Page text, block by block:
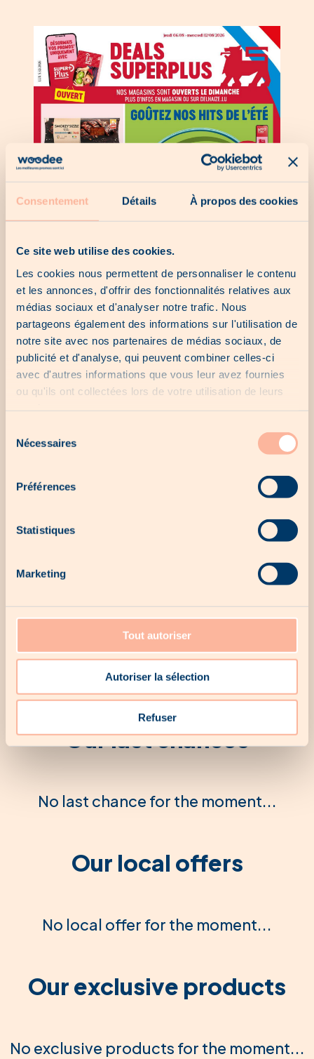
Consentement Détails À propos des cookies
Ce site web utilise des cookies.
Les cookies nous permettent de personnaliser le contenu
et les annonces, d'offrir des fonctionnalités relatives aux
médias sociaux et d'analyser notre trafic. Nous
partageons également des informations sur l'utilisation de
notre site avec nos partenaires de médias sociaux, de
publicité et d'analyse, qui peuvent combiner celles-ci
avec d'autres informations que vous leur avez fournies
ou qu'ils ont collectées lors de votre utilisation de leurs
Nécessaires
Préférences
Statistiques
Marketing
Tout autoriser
Autoriser la sélection
Refuser
Our last chances
No last chance for the moment...
Our local offers
No local offer for the moment...
Our exclusive products
No exclusive products for the moment...